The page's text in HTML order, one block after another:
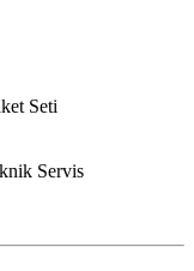
Seti
Servis